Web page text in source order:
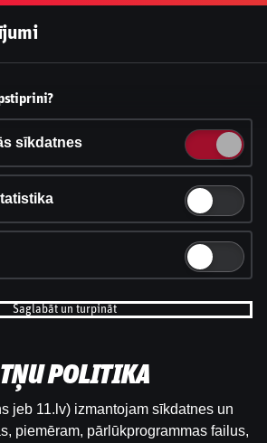
pieņemt sīkdatnes?
3 dažādu veidu sīkdatnes: obligāti
analītikas un statistikas, reklāmas.
un informācija
sīkdatnes
Saglabāt un turpināt
POLITIKA
jeb 11.lv) izmantojam sīkdatnes un
piemēram, pārlūkprogrammas failus,